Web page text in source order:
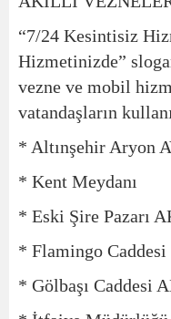
“7/24 Kesintisiz
Hizmetinizde”
vezne ve mobil
vatandaşların
* Altınşehir Aryon
* Kent Meydanı
* Eski Şire Pazarı
* Flamingo Caddesi
* Gölbaşı Caddesi